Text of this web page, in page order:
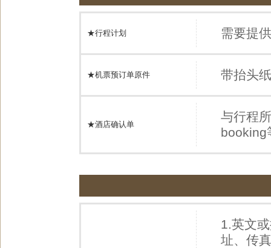
★行程计划 需要提
★机票预订单原件 带抬头
★酒店确认单
与行程
booking
1.英文
址、传